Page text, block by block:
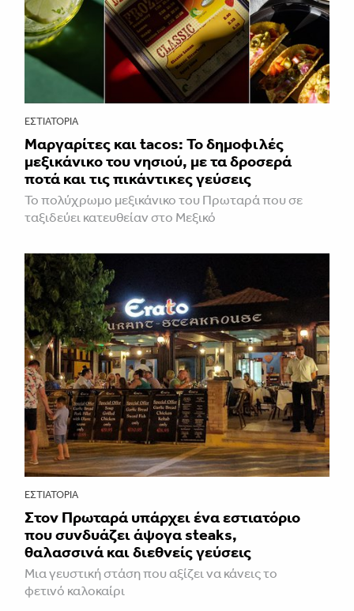
ΕΣΤΙΑΤΌΡΙΑ
Μαργαρίτες και tacos: Το δημοφιλές
μεξικάνικο του νησιού, με τα δροσερά
ποτά και τις πικάντικες γεύσεις
Το πολύχρωμο μεξικάνικο του Πρωταρά που σε
ταξιδεύει κατευθείαν στο Μεξικό
ΕΣΤΙΑΤΌΡΙΑ
Στον Πρωταρά υπάρχει ένα εστιατόριο
που συνδυάζει άψογα steaks,
θαλασσινά και διεθνείς γεύσεις
Μια γευστική στάση που αξίζει να κάνεις το
φετινό καλοκαίρι